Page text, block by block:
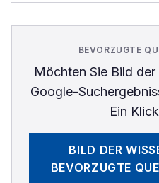
BEVORZUGTE
Möchten Sie Bild
Google-
Ein
BILD DER
BEVORZUGTE